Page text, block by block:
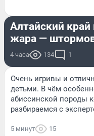
Алтайский
жара —
4 часа 134 1
Очень игривы и
детьми. В чём
абиссинской породы
разбираемся с
5 минут 15